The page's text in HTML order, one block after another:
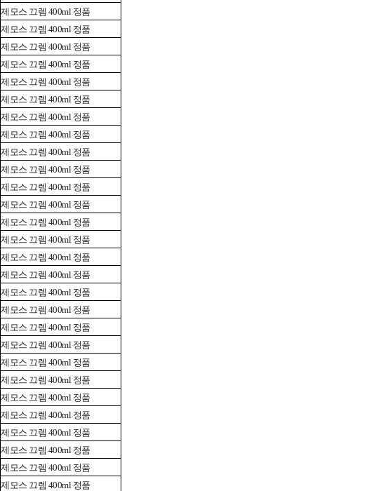
제모스 끄렘 400ml 정품
제모스 끄렘 400ml 정품
제모스 끄렘 400ml 정품
제모스 끄렘 400ml 정품
제모스 끄렘 400ml 정품
제모스 끄렘 400ml 정품
제모스 끄렘 400ml 정품
제모스 끄렘 400ml 정품
제모스 끄렘 400ml 정품
제모스 끄렘 400ml 정품
제모스 끄렘 400ml 정품
제모스 끄렘 400ml 정품
제모스 끄렘 400ml 정품
제모스 끄렘 400ml 정품
제모스 끄렘 400ml 정품
제모스 끄렘 400ml 정품
제모스 끄렘 400ml 정품
제모스 끄렘 400ml 정품
제모스 끄렘 400ml 정품
제모스 끄렘 400ml 정품
제모스 끄렘 400ml 정품
제모스 끄렘 400ml 정품
제모스 끄렘 400ml 정품
제모스 끄렘 400ml 정품
제모스 끄렘 400ml 정품
제모스 끄렘 400ml 정품
제모스 끄렘 400ml 정품
제모스 끄렘 400ml 정품